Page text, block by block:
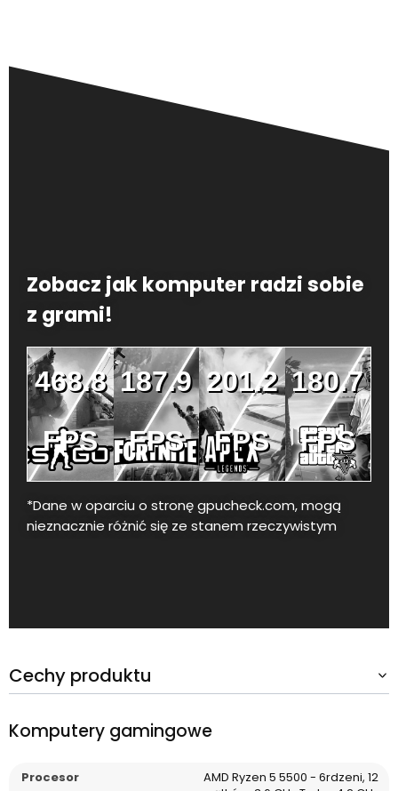
Zobacz jak komputer radzi sobie
z grami!
468.8
FPS
187.9
FPS
201.2
FPS
180.7
FPS
*Dane w oparciu o stronę gpucheck.com, mogą
nieznacznie różnić się ze stanem rzeczywistym
Cechy produktu
Komputery gamingowe
Procesor
AMD Ryzen 5 5500 - 6rdzeni, 12